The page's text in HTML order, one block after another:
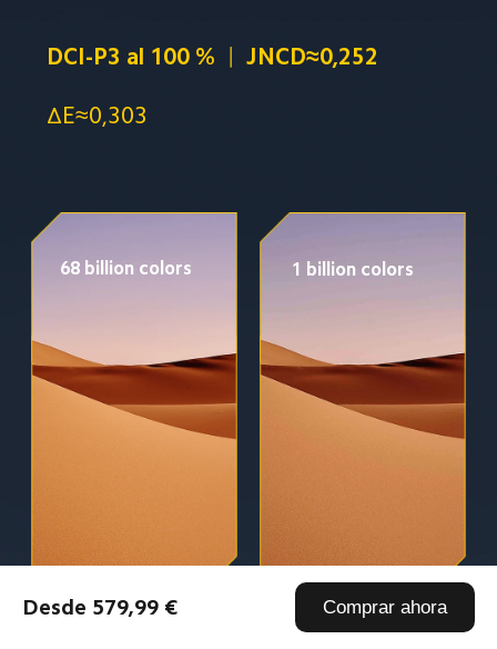
Desde 579,99 € Comprar ahora
DCI-P3 al 100 % JNCD≈0,252
ΔE≈0,303
68 billion colors 1 billion colors